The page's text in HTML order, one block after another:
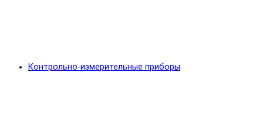
Контрольно-измерительные приборы